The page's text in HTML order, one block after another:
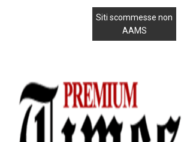
Siti scommesse non
AAMS